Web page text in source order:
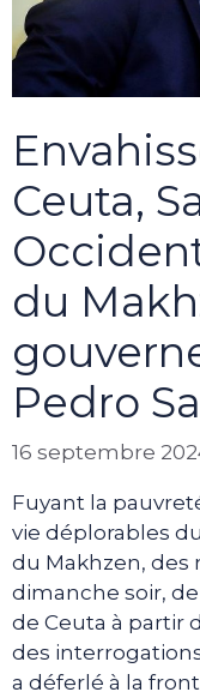
Ceuta,
du
Pedro
16 septembre
Fuyant la
vie déplorables
du Makhzen, des
dimanche soir,
de Ceuta à partir
des
a déferlé à la